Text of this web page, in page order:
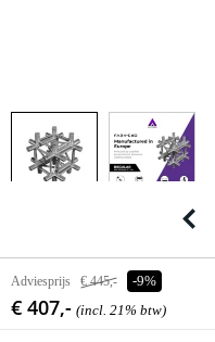
Adviesprijs € 445,- -9%
€ 407,- (incl. 21% btw)